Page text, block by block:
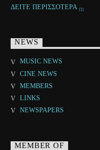
ΔΕΙΤΕ ΠΕΡΙΣΣΟΤΕΡΑ
NEWS
MUSIC NEWS
CINE NEWS
MEMBERS
LINKS
NEWSPAPERS
MEMBER OF